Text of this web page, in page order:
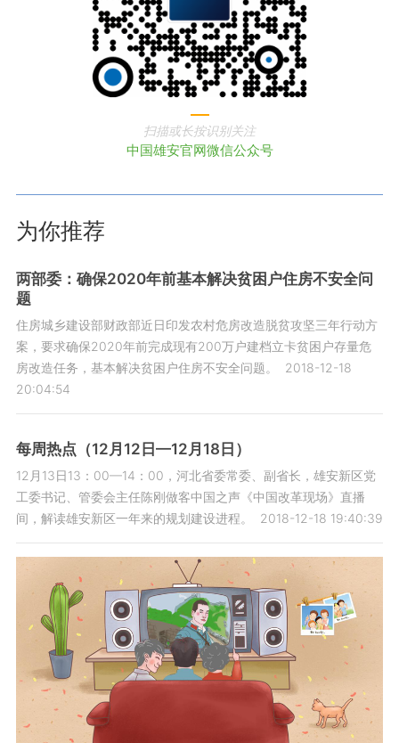
扫描或长按识别关注
中国雄安官网微信公众号
为你推荐
两部委：确保2020年前基本解决贫困户住房不安全问
题
住房城乡建设部财政部近日印发农村危房改造脱贫攻坚三年行动方
案，要求确保2020年前完成现有200万户建档立卡贫困户存量危
房改造任务，基本解决贫困户住房不安全问题。
2018-12-18
20:04:54
每周热点（12月12日—12月18日）
12月13日13：00—14：00，河北省委常委、副省长，雄安新区党
工委书记、管委会主任陈刚做客中国之声《中国改革现场》直播
间，解读雄安新区一年来的规划建设进程。
2018-12-18 19:40:39